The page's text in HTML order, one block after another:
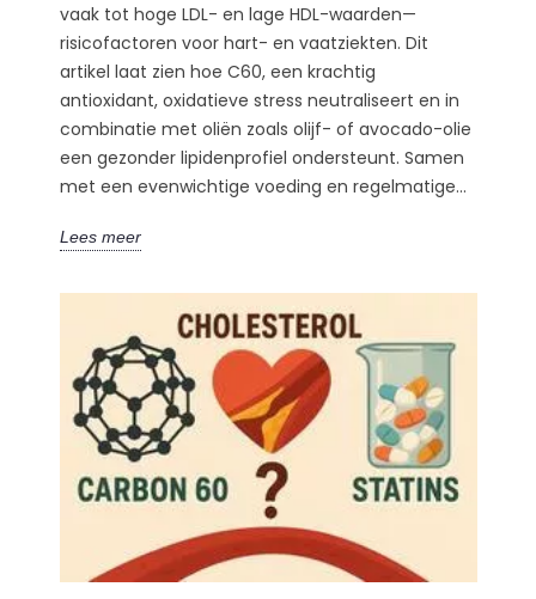
vaak tot hoge LDL- en lage HDL-waarden—
risicofactoren voor hart- en vaatziekten. Dit
artikel laat zien hoe C60, een krachtig
antioxidant, oxidatieve stress neutraliseert en in
combinatie met oliën zoals olijf- of avocado-olie
een gezonder lipidenprofiel ondersteunt. Samen
met een evenwichtige voeding en regelmatige...
Lees meer